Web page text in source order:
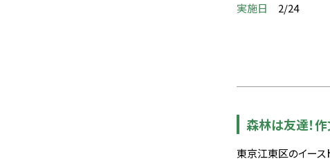
実施日 2/24
森林は友達！
東京江東区のイース